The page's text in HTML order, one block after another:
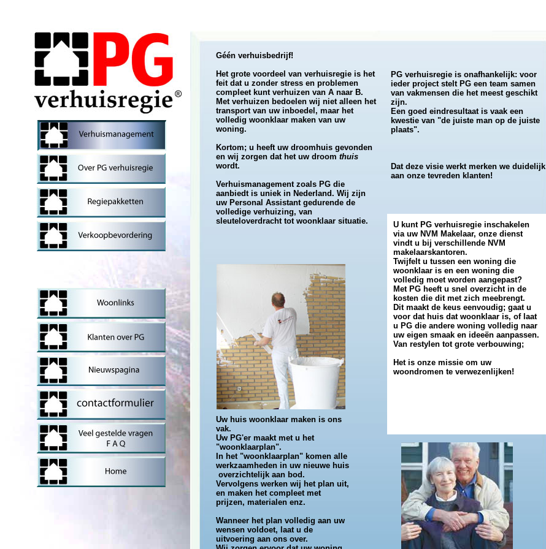
Géén verhuisbedrijf!
Het grote voordeel van verhuisregie is het
feit dat u zonder stress en problemen
compleet kunt verhuizen van A naar B.
Met verhuizen bedoelen wij niet alleen het
transport van uw inboedel, maar het
volledig woonklaar maken van uw
woning.
Kortom; u heeft uw droomhuis gevonden
en wij zorgen dat het uw droom thuis
wordt.
Verhuismanagement zoals PG die
aanbiedt is uniek in Nederland. Wij zijn
uw Personal Assistant gedurende de
volledige verhuizing, van
sleuteloverdracht tot woonklaar situatie.
Uw huis woonklaar maken is ons
vak.
Uw PG'er maakt met u het
"woonklaarplan".
In het "woonklaarplan" komen alle
werkzaamheden in uw nieuwe huis
overzichtelijk aan bod.
Vervolgens werken wij het plan uit,
en maken het compleet met
prijzen, materialen enz.
Wanneer het plan volledig aan uw
wensen voldoet, laat u de
uitvoering aan ons over.
PG verhuisregie is onafhankelijk: voor
ieder project stelt PG een team samen
van vakmensen die het meest geschikt
zijn.
Een goed eindresultaat is vaak een
kwestie van "de juiste man op de juiste
plaats".
Dat deze visie werkt merken we duidelijk
aan onze tevreden klanten!
U kunt PG verhuisregie inschakelen
via uw NVM Makelaar, onze dienst
vindt u bij verschillende NVM
makelaarskantoren.
Twijfelt u tussen een woning die
woonklaar is en een woning die
volledig moet worden aangepast?
Met PG heeft u snel overzicht in de
kosten die dit met zich meebrengt.
Dit maakt de keus eenvoudig; gaat u
voor dat huis dat woonklaar is, of laat
u PG die andere woning volledig naar
uw eigen smaak en ideeën aanpassen.
Van restylen tot grote verbouwing;
Het is onze missie om uw
woondromen te verwezenlijken!